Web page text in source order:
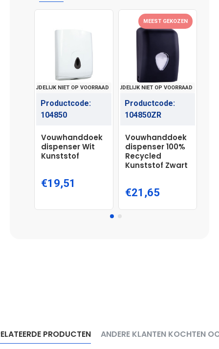
TIJDELIJK NIET OP VOORRAAD
Productcode:
104850
Vouwhanddoek
dispenser Wit
Kunststof
€19,51
MEEST GEKOZEN
TIJDELIJK NIET OP VOORRAAD
Productcode:
104850ZR
Vouwhanddoek
dispenser 100%
Recycled
Kunststof Zwart
€21,65
PRODUCTEN ANDERE KLANTEN KOCHTEN